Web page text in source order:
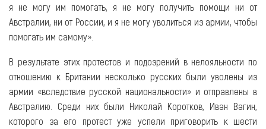
я не могу им помогать, я не могу получить помощи ни от
Австралии, ни от России, и я не могу уволиться из армии, чтобы
помогать им самому».
В результате этих протестов и подозрений в нелояльности по
отношению к Британии несколько русских были уволены из
армии «вследствие русской национальности» и отправлены в
Австралию. Среди них были Николай Коротков, Иван Вагин,
которого за его протест уже успели приговорить к шести